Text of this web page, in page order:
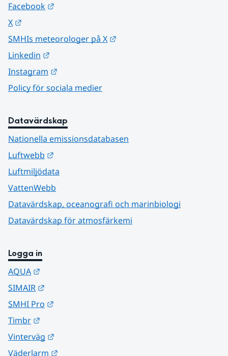
Facebook
X
SMHIs meteorologer på X
Linkedin
Instagram
Policy för sociala medier
Datavärdskap
Nationella emissionsdatabasen
Luftwebb
Luftmiljödata
VattenWebb
Datavärdskap, oceanografi och marinbiologi
Datavärdskap för atmosfärkemi
Logga in
AQUA
SIMAIR
SMHI Pro
Timbr
Vinterväg
Väderlarm